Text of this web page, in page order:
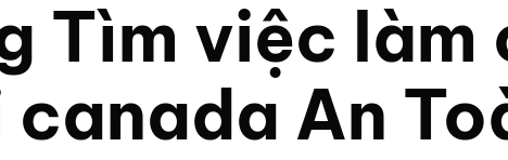
Tìm việc làm
An